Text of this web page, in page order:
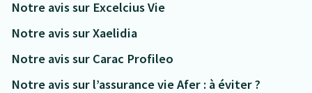
Notre avis sur Excelcius Vie
Notre avis sur Xaelidia
Notre avis sur Carac Profileo
Notre avis sur l’assurance vie Afer : à éviter ?